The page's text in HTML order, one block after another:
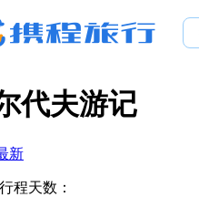
代夫游记
新
行程天数 ：